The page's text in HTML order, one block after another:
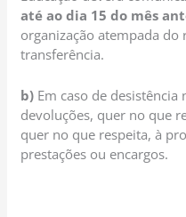
até ao dia 15 do mês
organização atempada do
transferência.
b) Em caso de
devoluções, quer no que
quer no que respeita, à
prestações ou encargos.